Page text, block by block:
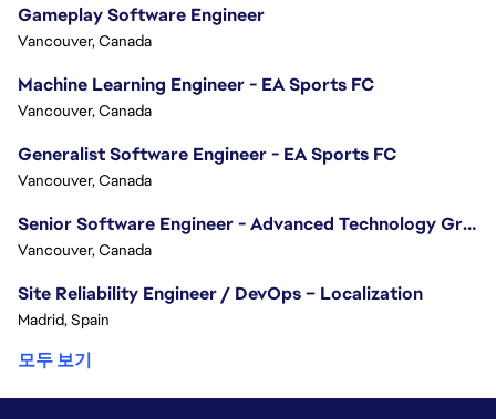
Gameplay Software Engineer
Vancouver, Canada
Machine Learning Engineer - EA Sports FC
Vancouver, Canada
Generalist Software Engineer - EA Sports FC
Vancouver, Canada
Senior Software Engineer - Advanced Technology Group
Vancouver, Canada
Site Reliability Engineer / DevOps – Localization
Madrid, Spain
모두 보기